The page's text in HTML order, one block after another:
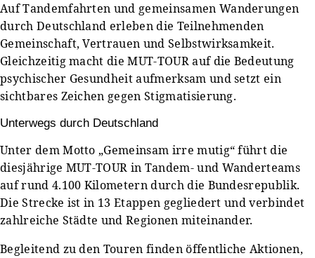
Auf Tandemfahrten und gemeinsamen Wanderungen
durch Deutschland erleben die Teilnehmenden
Gemeinschaft, Vertrauen und Selbstwirksamkeit.
Gleichzeitig macht die MUT-TOUR auf die Bedeutung
psychischer Gesundheit aufmerksam und setzt ein
sichtbares Zeichen gegen Stigmatisierung.
Unterwegs durch Deutschland
Unter dem Motto „Gemeinsam irre mutig“ führt die
diesjährige MUT-TOUR in Tandem- und Wanderteams
auf rund 4.100 Kilometern durch die Bundesrepublik.
Die Strecke ist in 13 Etappen gegliedert und verbindet
zahlreiche Städte und Regionen miteinander.
Begleitend zu den Touren finden öffentliche Aktionen,